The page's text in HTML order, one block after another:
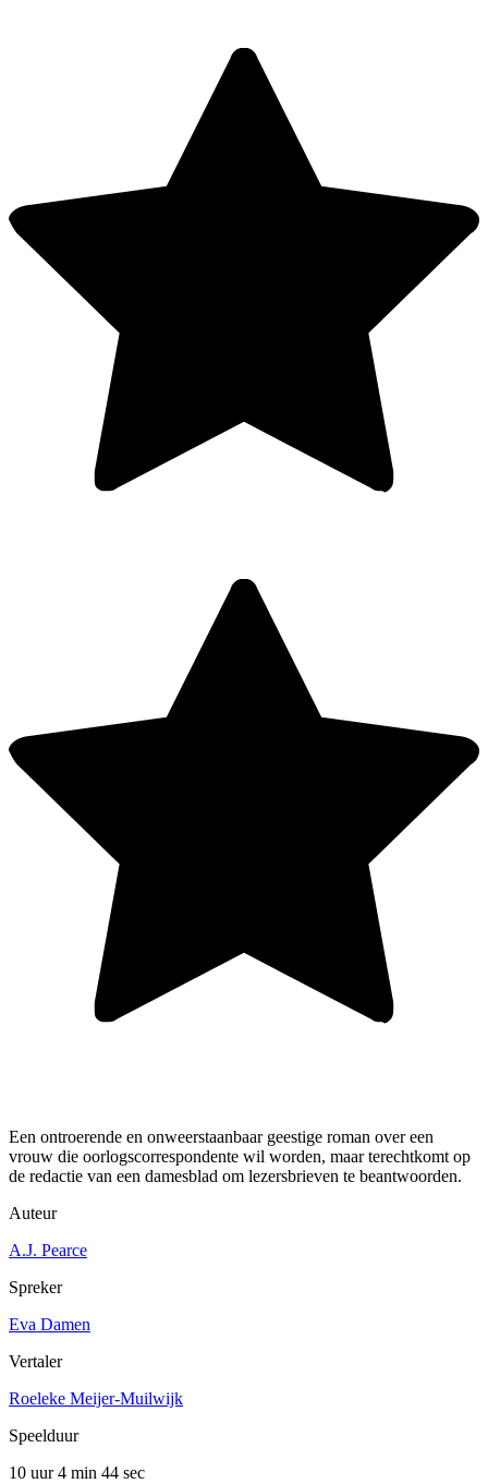
Een ontroerende en onweerstaanbaar geestige roman over een
vrouw die oorlogscorrespondente wil worden, maar terechtkomt op
de redactie van een damesblad om lezersbrieven te beantwoorden.
Auteur
A.J. Pearce
Spreker
Eva Damen
Vertaler
Roeleke Meijer-Muilwijk
Speelduur
10 uur 4 min 44 sec